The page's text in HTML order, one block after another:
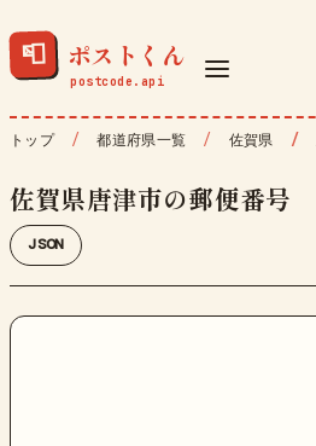
📮 ポストくん
トップ 都道府県一覧 佐賀県
佐賀県唐津市の郵便番号
JSON